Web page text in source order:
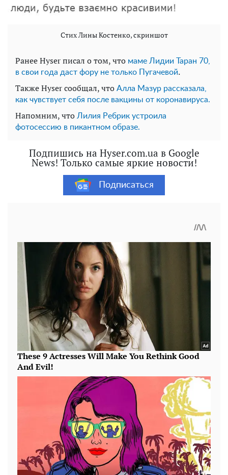
Стих Лины Костенко, скриншот
Ранее Hyser писал о том, что маме Лидии Таран 70,
в свои года даст фору не только Пугачевой.
Также Hyser сообщал, что Алла Мазур рассказала,
как чувствует себя после вакцины от коронавируса.
Напомним, что Лилия Ребрик устроила
фотосессию в пикантном образе.
Подпишись на Hyser.com.ua в Google
News! Только самые яркие новости!
Подписаться